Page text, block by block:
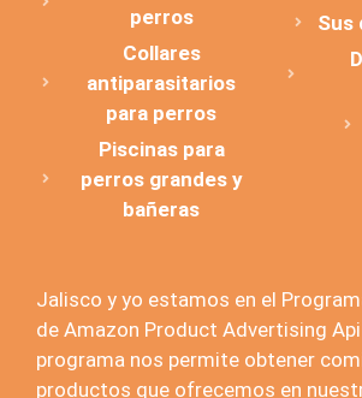
perros
Collares
antiparasitarios
para perros
Piscinas para
perros grandes y
bañeras
Sus
Jalisco y yo estamos en el
de Amazon Product Advertising
programa nos permite obtener
productos que ofrecemos en